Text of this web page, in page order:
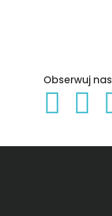
Obserwuj nas